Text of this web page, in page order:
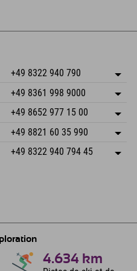
+49 8322 940 790
Enregistrer l'adresse
Réservation
+49 8361 998 9000
Enregistrer l'adresse
Réservation
+49 8652 977 15 00
Enregistrer l'adresse
Réservation
+49 8821 60 35 990
Enregistrer l'adresse
+49 8322 940 794 45
4.634 km